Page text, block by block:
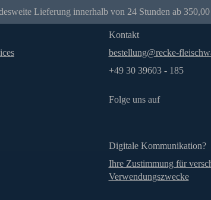
Lieferung innerhalb von 24 Stunden ab
Kontakt
bestellung@recke-
+49 30 39603 - 185
Folge uns auf
Digitale Kommunikation?
Ihre Zustimmung für
Verwendungszwecke